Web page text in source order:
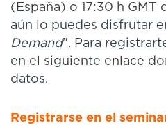
(España) o 17:30 h GMT
aún lo puedes disfrutar
Demand". Para
en el siguiente enlace
datos.
Registrarse en el